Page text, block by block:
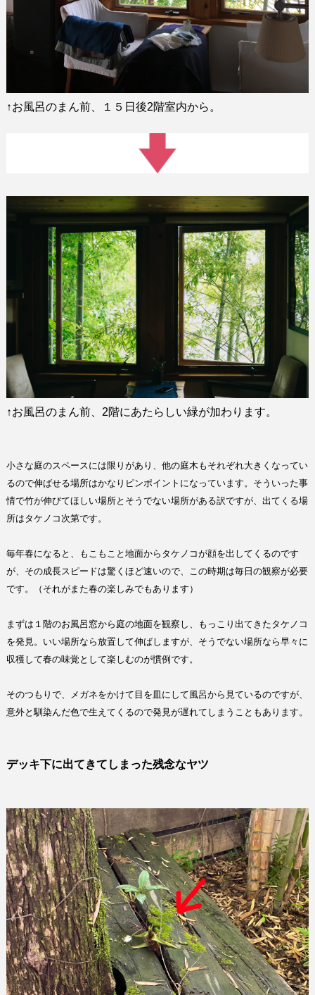
↑お風呂のまん前、１５日後2階室内から。
↑お風呂のまん前、 2階にあたらしい緑が加わります。
小さな庭のスペースには限りがあり、他の庭木もそれぞれ大きくなってい
るので伸ばせる場所はかなりピンポイントになっています。そういった事
情で竹が伸びてほしい場所とそうでない場所がある訳ですが、出てくる場
所はタケノコ次第です。
毎年春になると、もこもこと地面からタケノコが顔を出してくるのです
が、その成長スピードは驚くほど速いので、この時期は毎日の観察が必要
です。（それがまた春の楽しみでもあります）
まずは１階のお風呂窓から庭の地面を観察し、もっこり出てきたタケノコ
を発見。いい場所なら放置して伸ばしますが、そうでない場所なら早々に
収穫して春の味覚として楽しむのが慣例です。
そのつもりで、メガネをかけて目を皿にして風呂から見ているのですが、
意外と馴染んだ色で生えてくるので発見が遅れてしまうこともあります。
デッキ下に出てきてしまった残念なヤツ